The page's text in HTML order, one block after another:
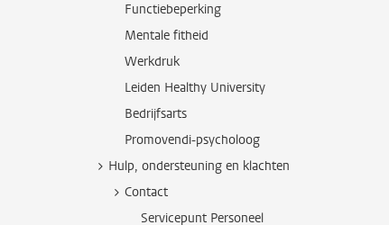
Functiebeperking
Mentale fitheid
Werkdruk
Leiden Healthy University
Bedrijfsarts
Promovendi-psycholoog
Hulp, ondersteuning en klachten
Contact
Servicepunt Personeel